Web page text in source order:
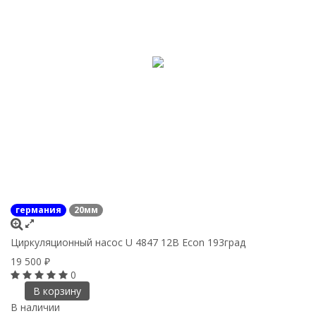
германия 20мм
Циркуляционный насос U 4847 12В Econ 193град
19 500 ₽
0
В корзину
В наличии